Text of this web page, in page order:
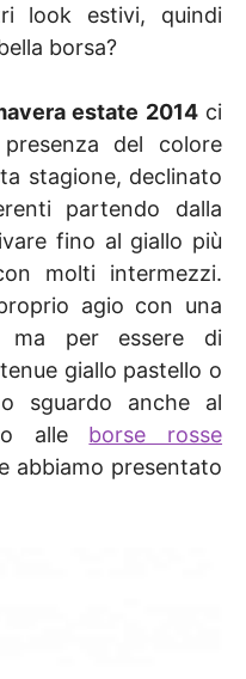
look estivi, quindi
borsa?
estate 2014ci
del colore
stagione, declinato
partendo dalla
fino al giallo più
molti intermezzi.
agio con una
ma per essere di
giallo pastello o
sguardo anche al
alle borse rosse
abbiamo presentato